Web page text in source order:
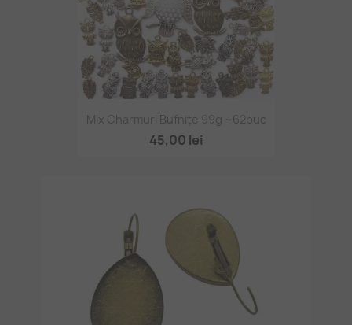
Mix Charmuri Bufnițe 99g ~62buc
45,00 lei